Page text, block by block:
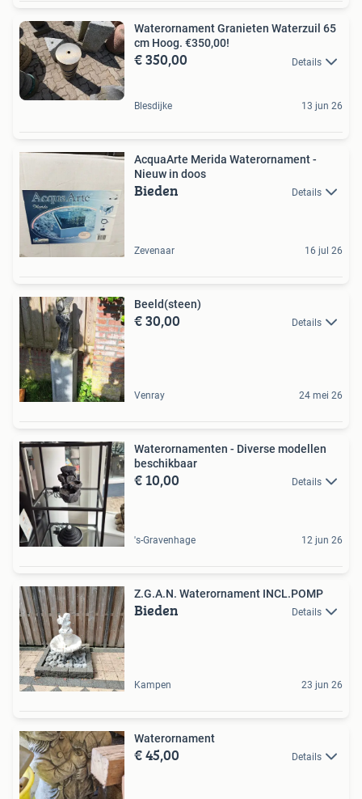
Waterornament Granieten Waterzuil 65
cm Hoog. €350,00!
€ 350,00 Details
Blesdijke 13 jun 26
AcquaArte Merida Waterornament -
Nieuw in doos
Bieden Details
Zevenaar 16 jul 26
Beeld(steen)
€ 30,00 Details
Venray 24 mei 26
Waterornamenten - Diverse modellen
beschikbaar
€ 10,00 Details
's-Gravenhage 12 jun 26
Z.G.A.N. Waterornament INCL.POMP
Bieden Details
Kampen 23 jun 26
Waterornament
€ 45,00 Details